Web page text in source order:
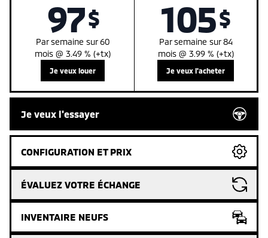
97$
Par semaine sur 60
mois @ 3.49 % (+tx)
Je veux louer
105$
Par semaine sur 84
mois@ 3.99% (+tx)
Je veux l'acheter
Je veux l'essayer
CONFIGURATION ET PRIX
ÉVALUEZ VOTRE ÉCHANGE
INVENTAIRE NEUFS